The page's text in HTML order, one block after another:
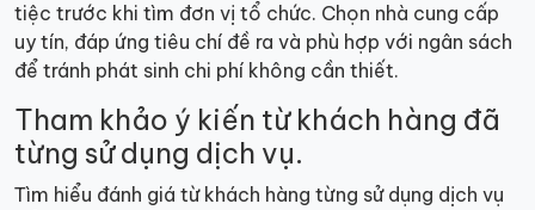
tiệc trước khi tìm đơn vị tổ chức. Chọn nhà cung cấp
uy tín, đáp ứng tiêu chí đề ra và phù hợp với ngân sách
để tránh phát sinh chi phí không cần thiết.
Tham khảo ý kiến từ khách hàng đã
từng sử dụng dịch vụ.
Tìm hiểu đánh giá từ khách hàng từng sử dụng dịch vụ